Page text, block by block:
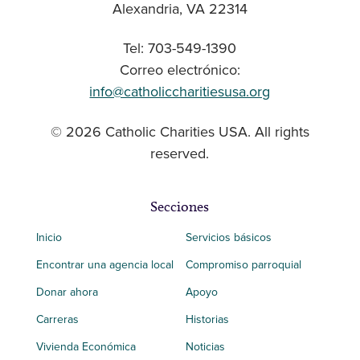
Alexandria, VA 22314
Tel: 703-549-1390
Correo electrónico:
info@catholiccharitiesusa.org
© 2026 Catholic Charities USA. All rights
reserved.
Secciones
Inicio
Encontrar una agencia local
Donar ahora
Carreras
Vivienda Económica
Servicios básicos
Compromiso parroquial
Apoyo
Historias
Noticias